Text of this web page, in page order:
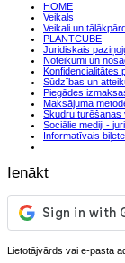
HOME
Veikals
Veikali un
PLANTCUBE
Juridiskais
Noteikumi un
Konfidencialitātes
Sūdzības un
Piegādes
Maksājuma
Skudru turēšanas
Sociālie mediji -
Informatīvais
Ienākt
Lietotājvārds vai e-pasta